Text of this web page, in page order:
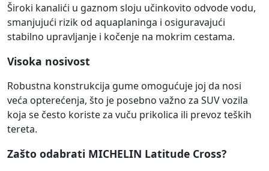
Široki kanalići u gaznom sloju učinkovito odvode vodu,
smanjujući rizik od aquaplaninga i osiguravajući
stabilno upravljanje i kočenje na mokrim cestama.
Visoka nosivost
Robustna konstrukcija gume omogućuje joj da nosi
veća opterećenja, što je posebno važno za SUV vozila
koja se često koriste za vuču prikolica ili prevoz teških
tereta.
Zašto odabrati MICHELIN Latitude Cross?